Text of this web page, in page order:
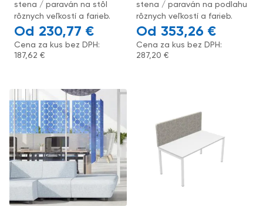
stena / paraván na stôl
rôznych veľkostí a farieb.
230,77 €
Cena za kus bez DPH:
187,62€
stena / paraván na podlahu
rôznych veľkostí a farieb.
353,26 €
Cena za kus bez DPH:
287,20€